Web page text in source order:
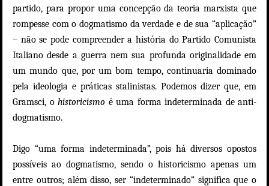
partido, para propor uma concepção da teoria marxista que
rompesse com o dogmatismo da verdade e de sua “aplicação”
– não se pode compreender a história do Partido Comunista
Italiano desde a guerra nem sua profunda originalidade em
um mundo que, por um bom tempo, continuaria dominado
pela ideologia e práticas stalinistas. Podemos dizer que, em
Gramsci, o historicismo é uma forma indeterminada de anti-
dogmatismo.
Digo “uma forma indeterminada”, pois há diversos opostos
possíveis ao dogmatismo, sendo o historicismo apenas um
entre outros; além disso, ser “indeterminado” significa que o